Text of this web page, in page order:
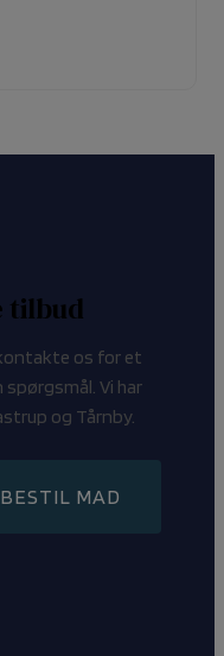
tilbud
os for et
spørgsmål. Vi har
og Tårnby.
BESTIL MAD